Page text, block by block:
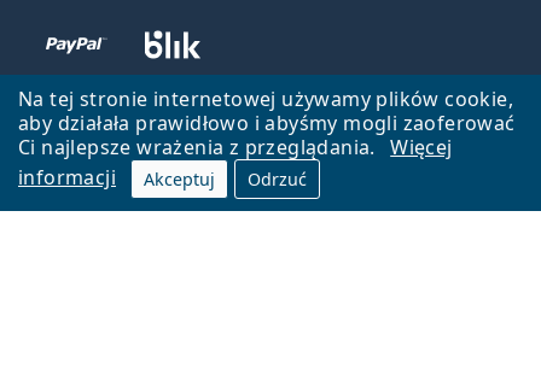
Na tej stronie internetowej używamy plików cookie,
aby działała prawidłowo i abyśmy mogli zaoferować
Ci najlepsze wrażenia z przeglądania.
Więcej
informacji
Akceptuj Odrzuć
Wróć do strony głównej